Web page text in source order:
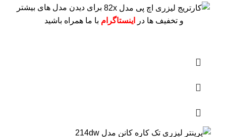
برای دیدن مدل های بیشتر
و تخفیف ها در
اینستاگرام با ما همراه باشید